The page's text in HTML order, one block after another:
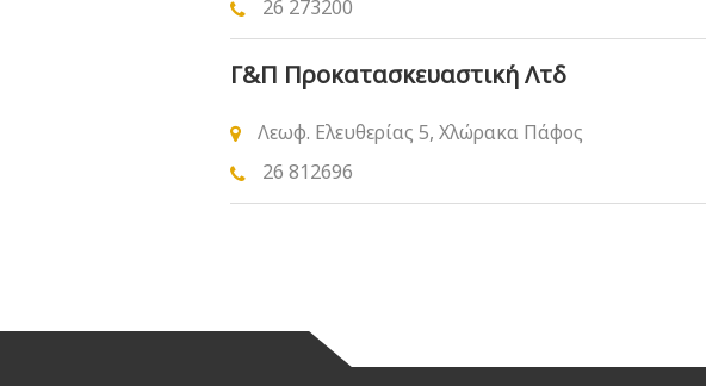
26 273200
Γ&Π Προκατασκευαστική Λτδ
Λεωφ. Ελευθερίας 5, Χλώρακα Πάφος
26 812696